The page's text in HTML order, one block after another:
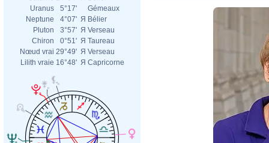
Uranus
5°17'
Gémeaux
Neptune
4°07' Я Bélier
Pluton
3°57' Я Verseau
Chiron
0°51' Я Taureau
Nœud vrai 29°49' Я Verseau
Lilith vraie 16°48' Я Capricorne